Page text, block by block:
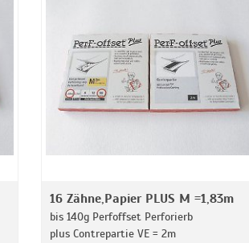
16 Zähne,Papier PLUS M =1,83m
bis 140g Perfoffset Perforierb
plus Contrepartie VE = 2m